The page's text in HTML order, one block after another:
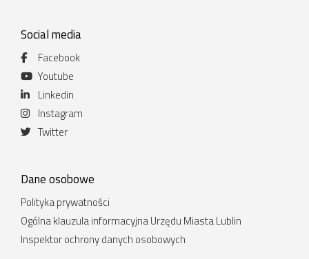
Social media
Facebook
Youtube
Linkedin
Instagram
Twitter
Dane osobowe
Polityka prywatności
Ogólna klauzula informacyjna Urzędu Miasta Lublin
Inspektor ochrony danych osobowych